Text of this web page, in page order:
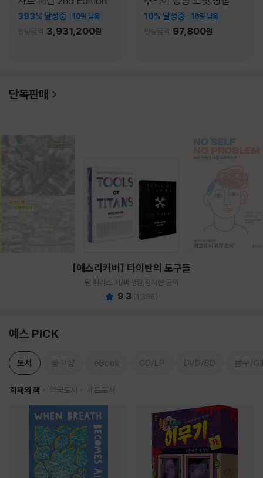
393% 달성중 10일 남음
펀딩금액 3,931,200원
10% 달성중 16일 남음
펀딩금액 97,800원
단독판매
[예스리커버] 타이탄의 도구들
팀 페리스 저/박선령,정지현 공역
9.3 (1,396)
예스 PICK
도서 중고샵 eBook CD/LP DVD/BD 문구/
화제의 책 외국도서 세트도서